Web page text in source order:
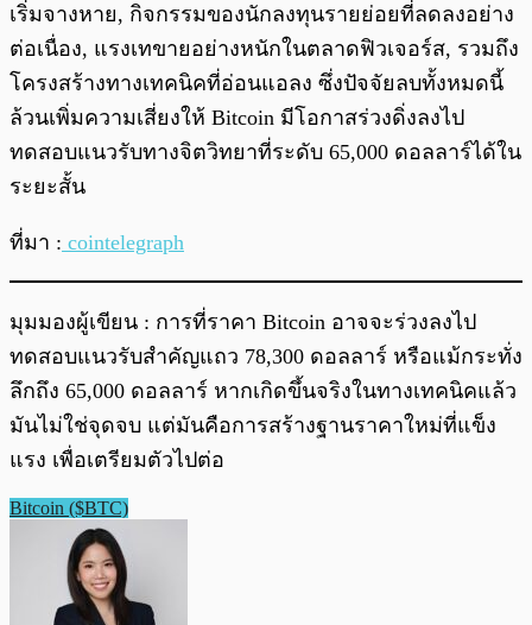
เริ่มจางหาย, กิจกรรมของนักลงทุนรายย่อยที่ลดลงอย่าง
ต่อเนื่อง, แรงเทขายอย่างหนักในตลาดฟิวเจอร์ส, รวมถึง
โครงสร้างทางเทคนิคที่อ่อนแอลง ซึ่งปัจจัยลบทั้งหมดนี้
ล้วนเพิ่มความเสี่ยงให้ Bitcoin มีโอกาสร่วงดิ่งลงไป
ทดสอบแนวรับทางจิตวิทยาที่ระดับ 65,000 ดอลลาร์ได้ใน
ระยะสั้น
ที่มา : cointelegraph
มุมมองผู้เขียน : การที่ราคา Bitcoin อาจจะร่วงลงไป
ทดสอบแนวรับสำคัญแถว 78,300 ดอลลาร์ หรือแม้กระทั่ง
ลึกถึง 65,000 ดอลลาร์ หากเกิดขึ้นจริงในทางเทคนิคแล้ว
มันไม่ใช่จุดจบ แต่มันคือการสร้างฐานราคาใหม่ที่แข็ง
แรง เพื่อเตรียมตัวไปต่อ
Bitcoin ($BTC)